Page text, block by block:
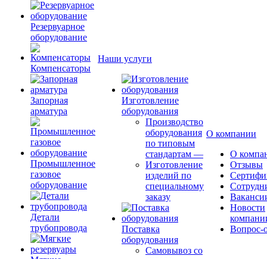
Резервуарное
оборудование
Компенсаторы
Запорная
арматура
Промышленное
газовое
оборудование
Детали
трубопровода
Наши услуги
Изготовление
оборудования
Производство
оборудования
по типовым
стандартам —
Изготовление
изделий по
специальному
заказу
Поставка
оборудования
Самовывоз со
О компании
О
Отзывы
Новости
Вопрос-